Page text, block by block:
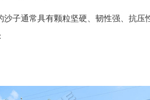
子通常具有颗粒坚硬、韧性强、抗